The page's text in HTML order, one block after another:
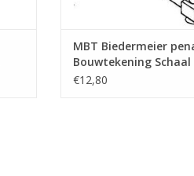
MBT Biedermeier
Bouwtekening Schaal
(45.40.009)
€12,80